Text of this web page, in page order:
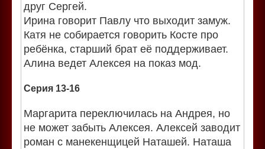
друг Сергей.
Ирина говорит Павлу что выходит замуж.
Катя не собирается говорить Косте про
ребёнка, старший брат её поддерживает.
Алина ведет Алексея на показ мод.
Серия 13-16
Маргарита переключилась на Андрея, но
не может забыть Алексея. Алексей заводит
роман с манекенщицей Наташей. Наташа